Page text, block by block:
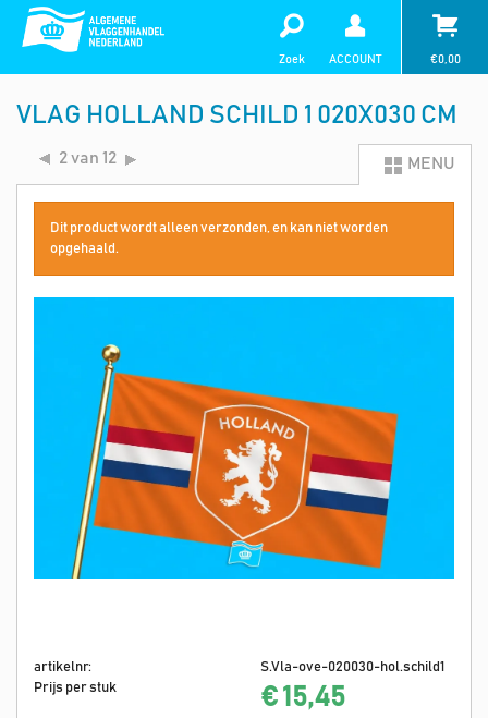
Zoek ACCOUNT €0,00
VLAG HOLLAND SCHILD 1 020X030 CM
2 van 12 MENU
Dit product wordt alleen verzonden, en kan niet worden
opgehaald.
artikelnr:
S.Vla-ove-020030-hol.schild1
Prijs per stuk
€ 15,45